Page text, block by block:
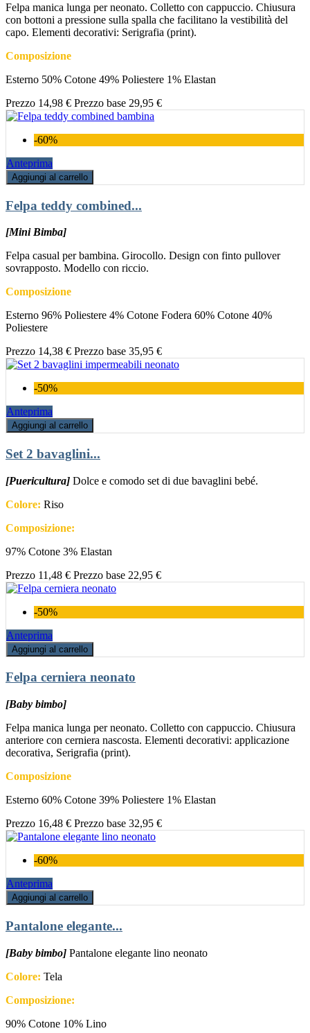
Felpa manica lunga per neonato. Colletto con cappuccio. Chiusura
con bottoni a pressione sulla spalla che facilitano la vestibilità del
capo. Elementi decorativi: Serigrafia (print).
Composizione
Esterno 50% Cotone 49% Poliestere 1% Elastan
Prezzo 14,98 € Prezzo base 29,95 €
-60%
Anteprima
Aggiungi al carrello
Felpa teddy combined...
[Mini Bimba]
Felpa casual per bambina. Girocollo. Design con finto pullover
sovrapposto. Modello con riccio.
Composizione
Esterno 96% Poliestere 4% Cotone Fodera 60% Cotone 40%
Poliestere
Prezzo 14,38 € Prezzo base 35,95 €
-50%
Anteprima
Aggiungi al carrello
Set 2 bavaglini...
[Puericultura] Dolce e comodo set di due bavaglini bebé.
Colore: Riso
Composizione:
97% Cotone 3% Elastan
Prezzo 11,48 € Prezzo base 22,95 €
-50%
Anteprima
Aggiungi al carrello
Felpa cerniera neonato
[Baby bimbo]
Felpa manica lunga per neonato. Colletto con cappuccio. Chiusura
anteriore con cerniera nascosta. Elementi decorativi: applicazione
decorativa, Serigrafia (print).
Composizione
Esterno 60% Cotone 39% Poliestere 1% Elastan
Prezzo 16,48 € Prezzo base 32,95 €
-60%
Anteprima
Aggiungi al carrello
Pantalone elegante...
[Baby bimbo] Pantalone elegante lino neonato
Colore: Tela
Composizione:
90% Cotone 10% Lino